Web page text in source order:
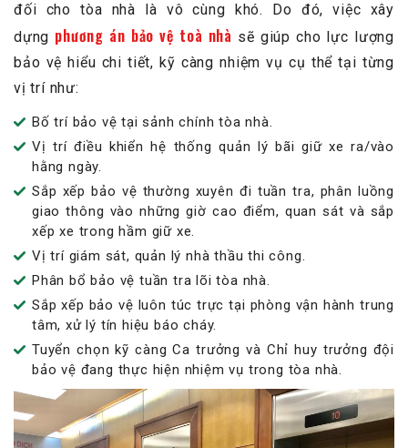
đối cho tòa nhà là vô cùng khó. Do đó, việc xây
dựng phương án bảo vệ toà nhà sẽ giúp cho lực lượng
bảo vệ hiểu chi tiết, kỹ càng nhiệm vụ cụ thể tại từng
vị trí như:
Bố trí bảo vệ tại sảnh chính tòa nhà.
Vị trí điều khiển hệ thống quản lý bãi giữ xe ra/vào
hằng ngày.
Sắp xếp bảo vệ thường xuyên đi tuần tra, phân luồng
giao thông vào những giờ cao điểm, quan sát và sắp
xếp xe trong hầm giữ xe.
Vị trí giám sát, quản lý nhà thầu thi công.
Phân bổ bảo vệ tuần tra lõi tòa nhà.
Sắp xếp bảo vệ luôn túc trực tại phòng vận hành trung
tâm, xử lý tín hiệu báo cháy.
Tuyển chọn kỹ càng Ca trưởng và Chỉ huy trưởng đội
bảo vệ đang thực hiện nhiệm vụ trong tòa nhà.